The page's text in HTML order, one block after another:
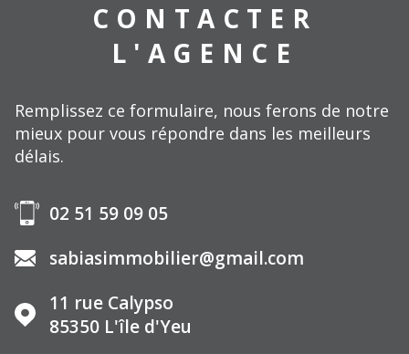
CONTACTER
L'AGENCE
Remplissez ce formulaire, nous ferons de notre
mieux pour vous répondre dans les meilleurs
délais.
02 51 59 09 05
sabiasimmobilier@gmail.com
11 rue Calypso
85350
L'île d'Yeu